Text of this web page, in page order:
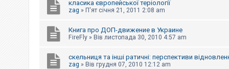
класика європейської теріології
zag » П'ят січня 21, 2011 2:08 am
Книга про ДОП-движение в Украине
FireFly » Вів листопада 30, 2010 4:57 am
скельниця та інші ратичні: перспективи
zag » Вів грудня 07, 2010 12:12 am